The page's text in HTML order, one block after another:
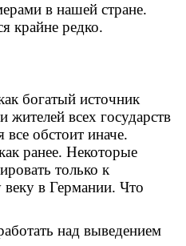
в нашей стране.
крайне редко.
богатый источник
всех государств
обстоит иначе.
ранее. Некоторые
только к
веку в Германии. Что
над выведением